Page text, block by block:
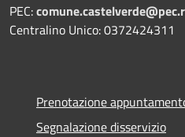
PEC:
Centralino Unico: 0372424311
Prenotazione
Segnalazione disservizio